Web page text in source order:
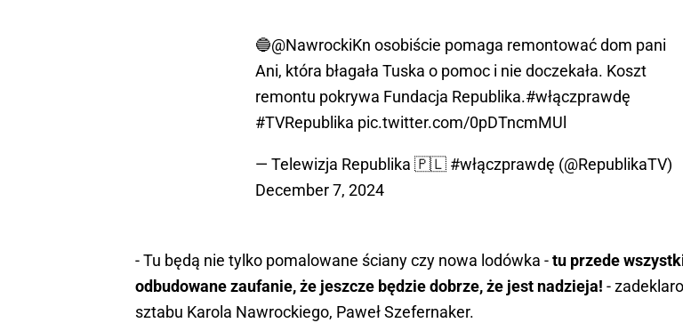
🔵@NawrockiKn osobiście pomaga remontować dom pani
Ani, która błagała Tuska o pomoc i nie doczekała. Koszt
remontu pokrywa Fundacja Republika.#włączprawdę
#TVRepublika pic.twitter.com/0pDTncmMUl
— Telewizja Republika 🇵🇱 #włączprawdę (@RepublikaTV)
December 7, 2024
- Tu będą nie tylko pomalowane ściany czy nowa lodówka -tu przede
odbudowane zaufanie, że jeszcze będzie dobrze, że jest nadzieja! -
sztabu Karola Nawrockiego, Paweł Szefernaker.